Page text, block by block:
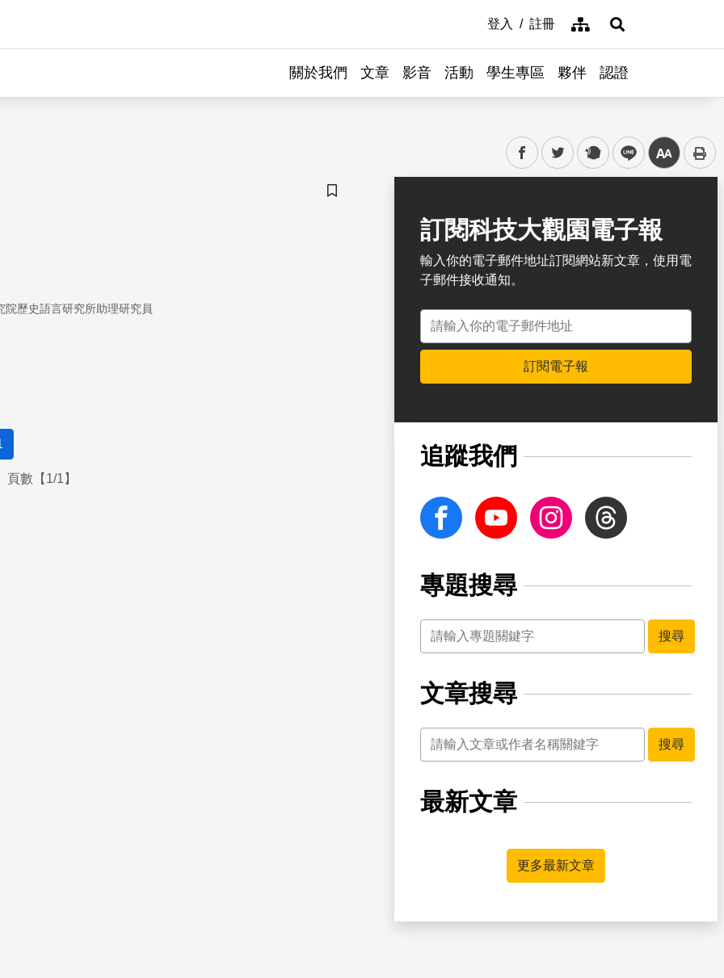
登入 註冊 網站導覽展開搜尋
關於我們 文章 影音 活動 學生專區 夥伴 認證
facebooktwitter plurk line 中
儲存書籤
院歷史語言研究所助理研究員
數【1/1】
訂閱科技大觀園電子報
輸入你的電子郵件地址訂閱網站新文章，使用電
子郵件接收通知。
電子郵件地址
訂閱電子報
追蹤我們
facebook Youtube InstagramThreads
專題搜尋
關鍵字
搜尋
文章搜尋
關鍵字
搜尋
最新文章
更多最新文章